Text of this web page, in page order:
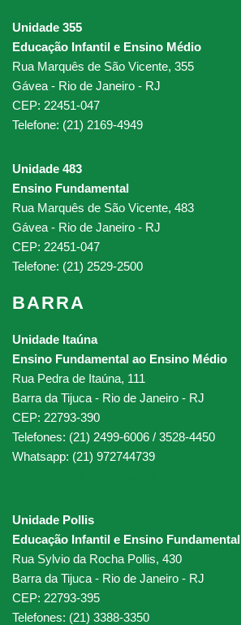
Unidade 355
Educação Infantil e Ensino Médio
Rua Marquês de São Vicente, 355
Gávea - Rio de Janeiro - RJ
CEP: 22451-047
Telefone: (21) 2169-4949
Unidade 483
Ensino Fundamental
Rua Marquês de São Vicente, 483
Gávea - Rio de Janeiro - RJ
CEP: 22451-047
Telefone: (21) 2529-2500
BARRA
Unidade Itaúna
Ensino Fundamental ao Ensino Médio
Rua Pedra de Itaúna, 111
Barra da Tijuca - Rio de Janeiro - RJ
CEP: 22793-390
Telefones: (21) 2499-6006 / 3528-4450
Whatsapp: (21) 972744739
Unidade Pollis
Educação Infantil e Ensino Fundamental
Rua Sylvio da Rocha Pollis, 430
Barra da Tijuca - Rio de Janeiro - RJ
CEP: 22793-395
Telefones: (21) 3388-3350